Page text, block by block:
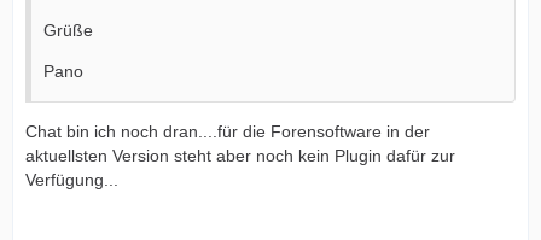
Grüße
Pano
Chat bin ich noch dran....für die Forensoftware in der
aktuellsten Version steht aber noch kein Plugin dafür zur
Verfügung...